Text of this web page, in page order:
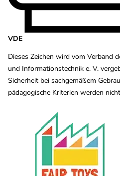
VDE
Dieses Zeichen wird vom Verband
und Informationstechnik e. V.
Sicherheit bei sachgemäßem
pädagogische Kriterien werden